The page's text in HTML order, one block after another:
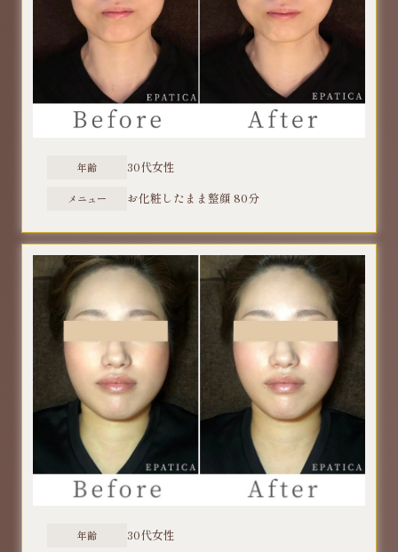
年齢 30代女性
メニュー ​お化粧したまま整顔 80分
年齢 30代女性